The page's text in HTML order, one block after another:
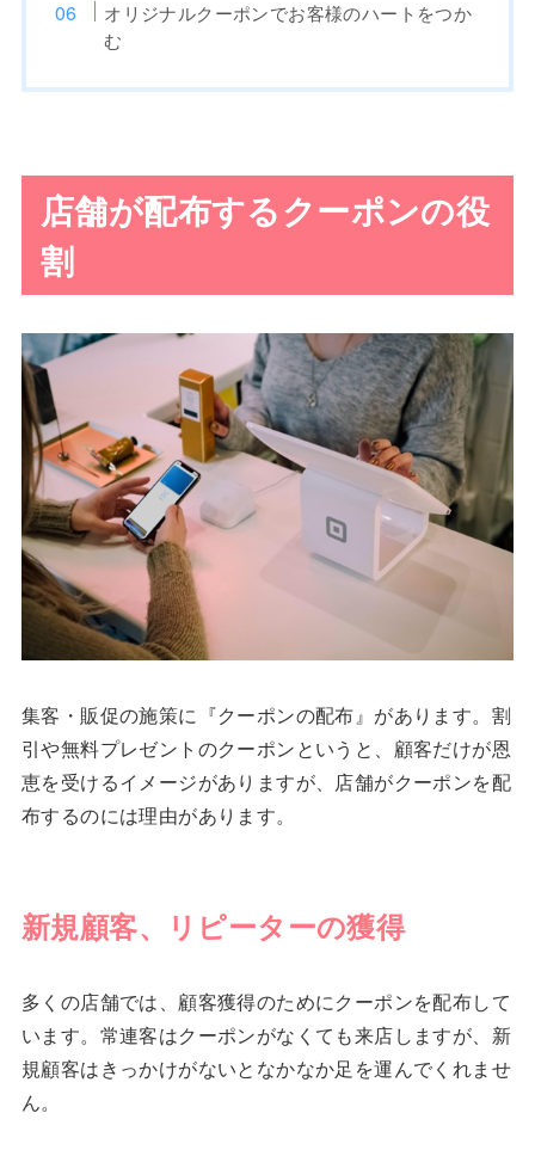
オリジナルクーポンでお客様のハートをつか
む
店舗が配布するクーポンの役
割
集客・販促の施策に『クーポンの配布』があります。割
引や無料プレゼントのクーポンというと、顧客だけが恩
恵を受けるイメージがありますが、店舗がクーポンを配
布するのには理由があります。
新規顧客、リピーターの獲得
多くの店舗では、顧客獲得のためにクーポンを配布して
います。常連客はクーポンがなくても来店しますが、新
規顧客はきっかけがないとなかなか足を運んでくれませ
ん。